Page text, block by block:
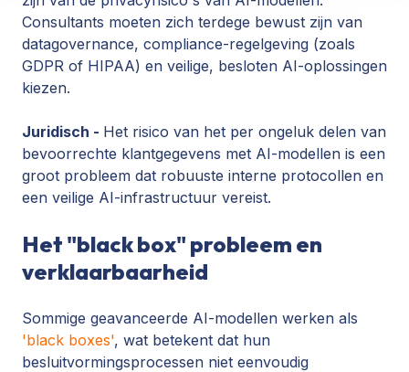
Consultants moeten zich terdege bewust zijn van
datagovernance, compliance-regelgeving (zoals
GDPR of HIPAA) en veilige, besloten AI-oplossingen
kiezen.
Juridisch - Het risico van het per ongeluk delen van
bevoorrechte klantgegevens met AI-modellen is een
groot probleem dat robuuste interne protocollen en
een veilige AI-infrastructuur vereist.
Het "black box" probleem en
verklaarbaarheid
Sommige geavanceerde AI-modellen werken als
'black boxes', wat betekent dat hun
besluitvormingsprocessen niet eenvoudig